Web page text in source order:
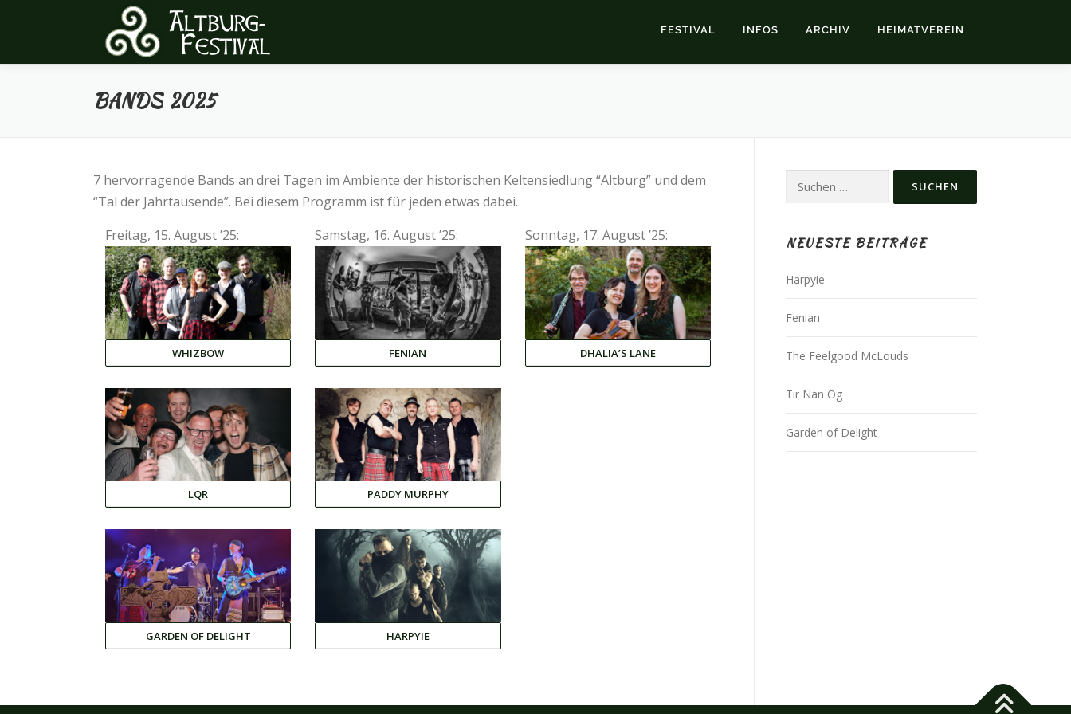
FESTIVAL INFOS ARCHIV HEIMATVEREIN
BANDS 2025
7 hervorragende Bands an drei Tagen im Ambiente der historischen Keltensiedlung “Altburg” und dem
“Tal der Jahrtausende”. Bei diesem Programm ist für jeden etwas dabei.
Freitag, 15. August ’25:
WHIZBOW
LQR
GARDEN OF DELIGHT
Samstag, 16. August ’25:
FENIAN
PADDY MURPHY
HARPYIE
Sonntag, 17. August ’25:
DHALIA’S LANE
Suchen
NEUESTE BEITRÄGE
Harpyie
Fenian
The Feelgood McLouds
Tir Nan Og
Garden of Delight